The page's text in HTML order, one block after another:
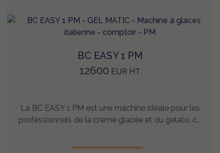
BC EASY 1 PM
12600 EUR HT
La BC EASY 1 PM est une machine idéale pour les
professionnels de la crème glacée et du gelato, c...